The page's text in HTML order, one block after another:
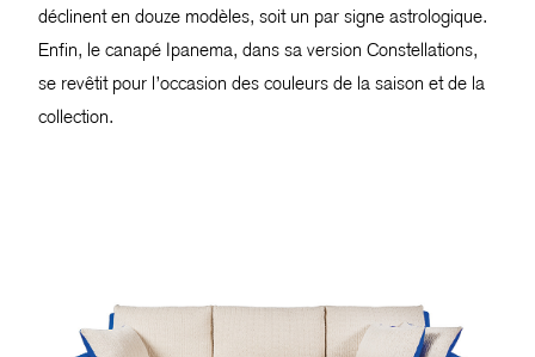
déclinent en douze modèles, soit un par signe astrologique.
Enfin, le canapé Ipanema, dans sa version Constellations,
se revêtit pour l’occasion des couleurs de la saison et de la
collection.